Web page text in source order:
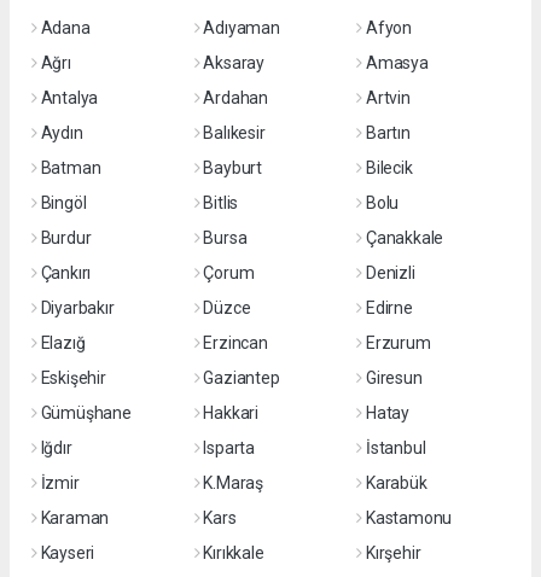
Adana Adıyaman
Afyon
Ağrı
Aksaray
Amasya
Antalya
Ardahan
Artvin
Aydın
Balıkesir
Bartın
Batman
Bayburt
Bilecik
Bingöl
Bitlis
Bolu
Burdur
Bursa
Çanakkale
Çankırı
Çorum
Denizli
Diyarbakır
Düzce
Edirne
Elazığ
Erzincan
Erzurum
Eskişehir
Gaziantep
Giresun
Gümüşhane
Hakkari
Hatay
Iğdır
Isparta
İstanbul
İzmir
K.Maraş
Karabük
Karaman
Kars
Kastamonu
Kayseri
Kırıkkale
Kırşehir